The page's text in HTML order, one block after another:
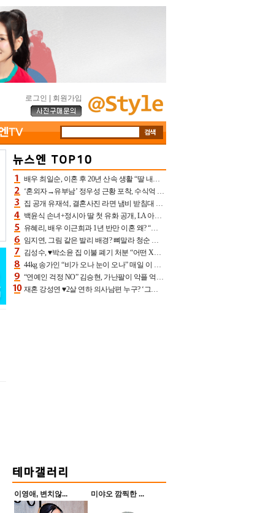
로그인 회원가입
배우 최일순, 이혼 후 20년 산속 생활 “딸 내가 버렸다고 원망‥맘 아파”(특종)[어제TV]
‘혼외자→유부남’ 정우성 근황 포착, 수식억 해킹 피해 후배 만났다 “존경하는”
집 공개 유재석, 결혼사진 라면 냄비 받침대 되고 분노‥가족사진도 피해(놀뭐)[어제TV]
백윤식 손녀+정시아 딸 첫 유화 공개, LA 아트쇼→서울국제조각페스타 작가다운 수준급 실력
유혜리, 배우 이근희과 1년 반만 이혼 왜? “식칼 꽂고 의자 던져” 충격 폭로(특종)[어제TV]
임지연, 그림 같은 발리 배경? 뼈말라 청순 비키니 핏에 상대 안 되네
김성수, ♥박소윤 집 이불 폐기 처분 “어떤 X이랑 썼을지 몰라” 질투(신랑수업2)[어제TV]
44kg 송가인 “비가 오나 눈이 오나” 매일 이 운동, 허벅지 근육량 상승+체지방 감소
“연예인 걱정 NO” 김승현, 가난팔이 악플 억울할만‥아내+딸과 日 여행
재혼 강성연 ♥2살 연하 의사남편 누구? ‘그알’ 자문의에 훈남 비주얼 초엘리트 스펙 [종합]
이영애, 변치않... 미야오 깜찍한 ...